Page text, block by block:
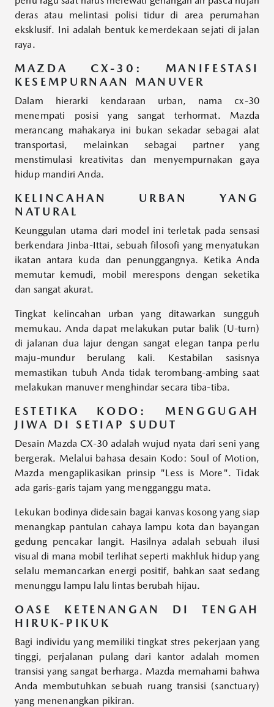
deras atau melintasi polisi tidur di area perumahan
eksklusif. Ini adalah bentuk kemerdekaan sejati di jalan
raya.
MAZDA CX-30: MANIFESTASI
KESEMPURNAAN MANUVER
Dalam hierarki kendaraan urban, nama cx-30
menempati posisi yang sangat terhormat. Mazda
merancang mahakarya ini bukan sekadar sebagai alat
transportasi, melainkan sebagai partner yang
menstimulasi kreativitas dan menyempurnakan gaya
hidup mandiri Anda.
KELINCAHAN URBAN YANG
NATURAL
Keunggulan utama dari model ini terletak pada sensasi
berkendara Jinba-Ittai, sebuah filosofi yang menyatukan
ikatan antara kuda dan penunggangnya. Ketika Anda
memutar kemudi, mobil merespons dengan seketika
dan sangat akurat.
Tingkat kelincahan urban yang ditawarkan sungguh
memukau. Anda dapat melakukan putar balik (U-turn)
di jalanan dua lajur dengan sangat elegan tanpa perlu
maju-mundur berulang kali. Kestabilan sasisnya
memastikan tubuh Anda tidak terombang-ambing saat
melakukan manuver menghindar secara tiba-tiba.
ESTETIKA KODO: MENGGUGAH
JIWA DI SETIAP SUDUT
Desain Mazda CX-30 adalah wujud nyata dari seni yang
bergerak. Melalui bahasa desain Kodo: Soul of Motion,
Mazda mengaplikasikan prinsip "Less is More". Tidak
ada garis-garis tajam yang mengganggu mata.
Lekukan bodinya didesain bagai kanvas kosong yang siap
menangkap pantulan cahaya lampu kota dan bayangan
gedung pencakar langit. Hasilnya adalah sebuah ilusi
visual di mana mobil terlihat seperti makhluk hidup yang
selalu memancarkan energi positif, bahkan saat sedang
menunggu lampu lalu lintas berubah hijau.
OASE KETENANGAN DI TENGAH
HIRUK-PIKUK
Bagi individu yang memiliki tingkat stres pekerjaan yang
tinggi, perjalanan pulang dari kantor adalah momen
transisi yang sangat berharga. Mazda memahami bahwa
Anda membutuhkan sebuah ruang transisi (sanctuary)
yang menenangkan pikiran.